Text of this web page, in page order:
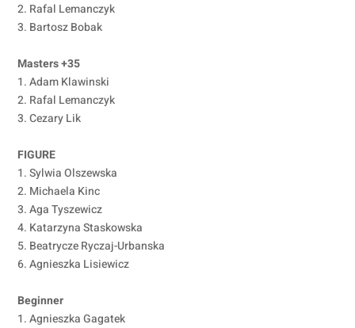
2. Rafal Lemanczyk
3. Bartosz Bobak
Masters +35
1. Adam Klawinski
2. Rafal Lemanczyk
3. Cezary Lik
FIGURE
1. Sylwia Olszewska
2. Michaela Kinc
3. Aga Tyszewicz
4. Katarzyna Staskowska
5. Beatrycze Ryczaj-Urbanska
6. Agnieszka Lisiewicz
Beginner
1. Agnieszka Gagatek